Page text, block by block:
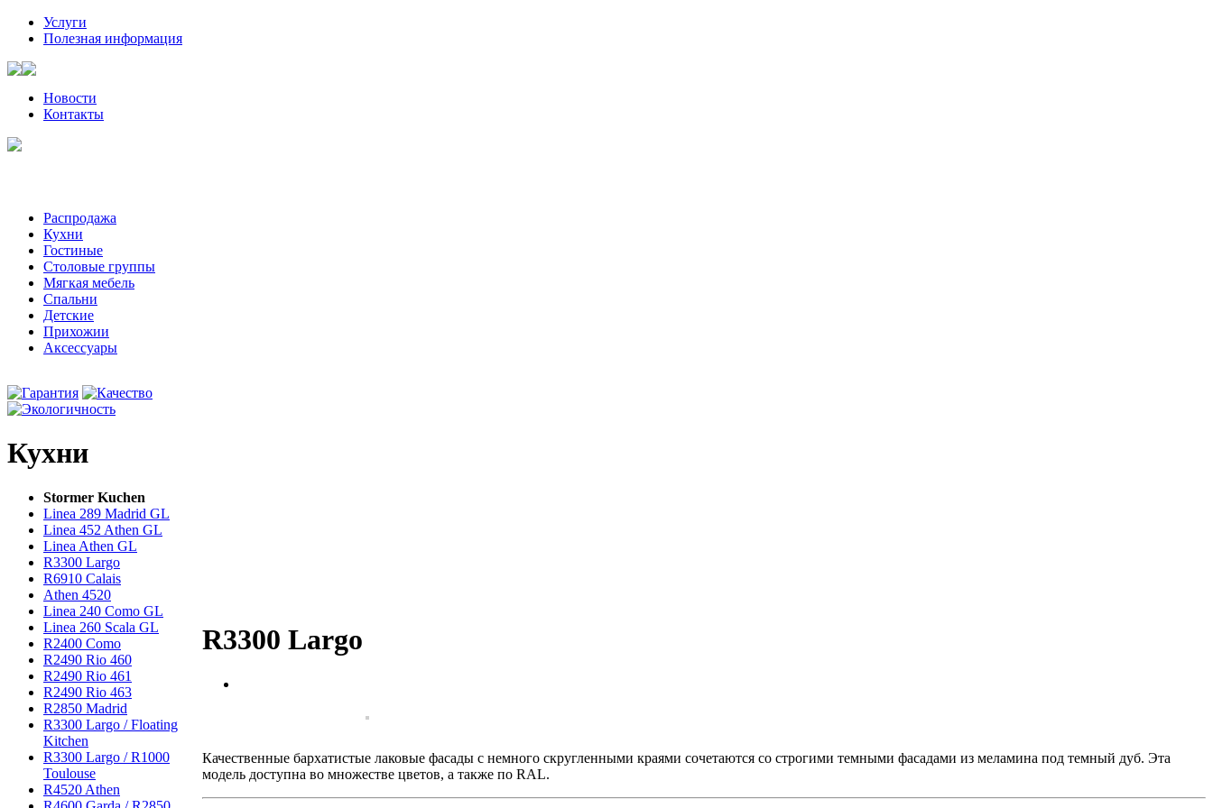
Услуги
Полезная информация
Новости
Контакты
Распродажа
Кухни
Гостиные
Столовые группы
Мягкая мебель
Спальни
Детские
Прихожии
Аксессуары
Кухни
Stormer Kuchen
Linea 289 Madrid GL
Linea 452 Athen GL
Linea Athen GL
R3300 Largo
R6910 Calais
Athen 4520
Linea 240 Como GL
Linea 260 Scala GL
R2400 Como
R2490 Rio 460
R2490 Rio 461
R2490 Rio 463
R2850 Madrid
R3300 Largo / Floating
Kitchen
R3300 Largo / R1000
Toulouse
R4520 Athen
R3300 Largo
Качественные бархатистые лаковые фасады с немного скругленными краями сочетаются со строгими темными фасадами из меламина под темный дуб. Эта
модель доступна во множестве цветов, а также по RAL.